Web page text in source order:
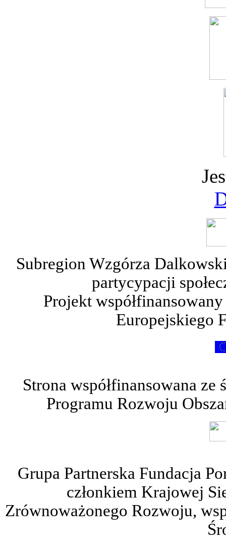
Subregion Wzgórza
partycypacji
Projekt
Europejskiego
Strona współfinansowana
Programu Rozwoju
Grupa Partnerska Fundacja
członkiem Krajowej
Zrównoważonego Rozwoju,